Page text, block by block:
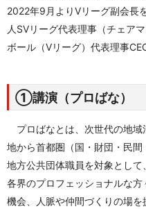
2022年9月よりVリーグ副会長
人SVリーグ代表理事（チェア
ボール（Vリーグ）代表理事
①講演（プロばな）
プロばなとは、次世代の地域
地から首都圏（国・財団・民
地方公共団体職員を対象とし
各界のプロフェッショナルな
機会、人脈や仲間づくりの場を